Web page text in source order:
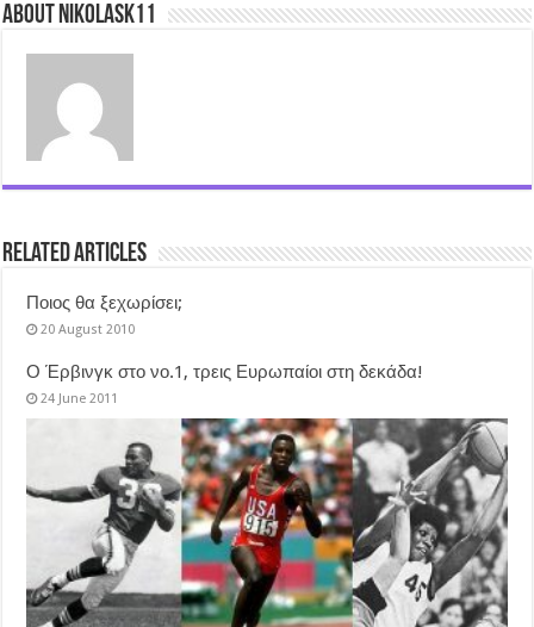
About nikolask11
Related Articles
Ποιος θα ξεχωρίσει;
20 August 2010
Ο Έρβινγκ στο νο.1, τρεις Ευρωπαίοι στη δεκάδα!
24 June 2011